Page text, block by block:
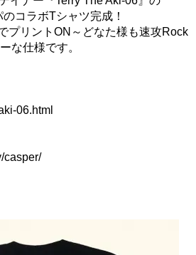
コラボTシャツ完成！
プリントON～どなた様も速攻Rock
な仕様です。
06.html
casper/